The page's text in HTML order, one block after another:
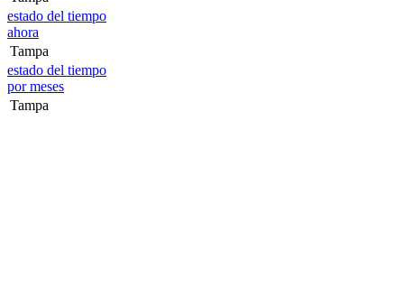
estado del tiempo
ahora
Tampa
estado del tiempo
por meses
Tampa